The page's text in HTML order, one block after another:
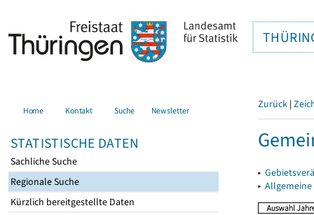
Home Kontakt Suche Newsletter
STATISTISCHE DATEN
Sachliche Suche
Regionale Suche
Kürzlich bereitgestellte Daten
Zurück |
▸
▸